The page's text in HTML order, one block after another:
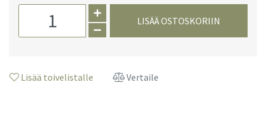
LISÄÄ OSTOSKORIIN
Lisää toivelistalle Vertaile